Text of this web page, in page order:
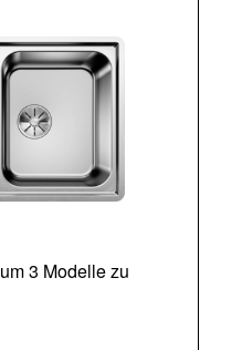
3 Modelle zu